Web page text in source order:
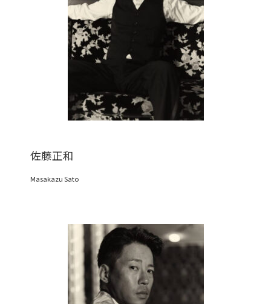
佐藤正和
Masakazu Sato